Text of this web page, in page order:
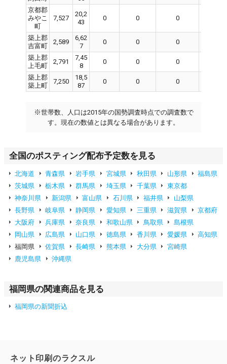
京都郡
みやこ
町
7,527
20,2
43
0 0 0
築上郡
吉富町
2,589
6,62
7
0 0 0
築上郡
上毛町
2,791
7,45
8
0 0 0
築上郡
築上町
7,250
18,5
87
0 0 0
※世帯数、人口は2015年の国勢調査時点での調査数で
す。現在の数値とは異なる場合があります。
全国のポスティング配布予定数を見る
北海道 青森県 岩手県 宮城県 秋田県 山形県
福島県
茨城県
栃木県 群馬県 埼玉県 千葉県
東京都
神奈川県
新潟県 富山県 石川県 福井県
山梨県
長野県
岐阜県 静岡県 愛知県 三重県 滋賀県
京都府
大阪府
兵庫県 奈良県 和歌山県 鳥取県
島根県
岡山県
広島県 山口県 徳島県 香川県 愛媛県
高知県
福岡県
佐賀県 長崎県 熊本県 大分県
宮崎県
鹿児島県
沖縄県
福岡県の関連商品を見る
福岡県の新聞折込
ネット印刷のラクスル